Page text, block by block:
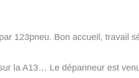
123pneu. Bon accueil, travail
la A13… Le dépanneur est